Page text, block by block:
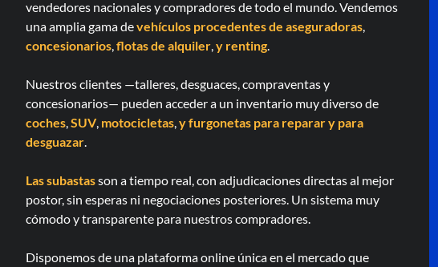
vendedores nacionales y compradores de todo el mundo. Vendemos
una amplia gama devehículos procedentes de aseguradoras
concesionarios flotas de alquiler y renting
Nuestros clientes —talleres, desguaces, compraventas y
concesionarios— pueden acceder a un inventario muy diverso de
coches SUV, motocicletas y furgonetas para reparary para
desguazar
Las subastasson a tiempo real, con adjudicaciones directas al mejor
postor, sin esperas ni negociaciones posteriores. Un sistema muy
cómodo y transparente para nuestros compradores.
Disponemos de una plataforma online única en el mercado que